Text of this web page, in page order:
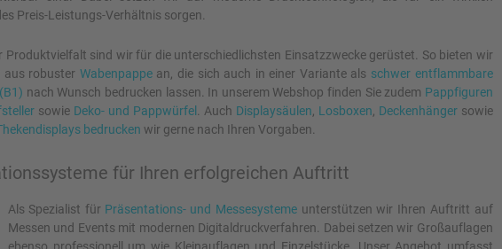
Preis-Leistungs-Verhältnis sorgen.
Produktvielfalt sind wir für die unterschiedlichsten Einsatzzwecke gerüstet. So bieten wir
aus robuster Wabenpappean, die sich auch in einer Variante als schwer entflammbare
nach Wunsch bedrucken lassen. In unserem Webshop finden Sie zudem Pappfiguren
sowie Deko- und Pappwürfel . Auch Displaysäulen Losboxen Deckenhängersowie
bedrucken wir gerne nach Ihren Vorgaben.
für Ihren erfolgreichen Auftritt
Als Spezialist für Präsentations- und Messesystemeunterstützen wir Ihren Auftritt auf
Messen und Events mit modernen Digitaldruckverfahren. Dabei setzen wir Großauflagen